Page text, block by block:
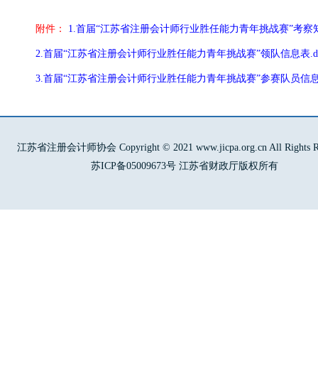
附件： 1.首届“江苏省注册会计师行业胜任能力青年挑战赛”考察
2.首届“江苏省注册会计师行业胜任能力青年挑战赛”领队信息表
3.首届“江苏省注册会计师行业胜任能力青年挑战赛”参赛队员信
江苏省注册会计师协会 Copyright © 2021 www.jicpa.org.cn All Rights
苏ICP备05009673号 江苏省财政厅版权所有